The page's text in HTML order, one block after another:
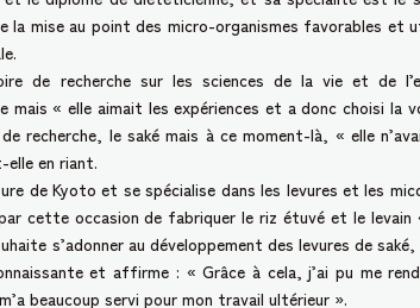
la mise au point des micro-organismes favorables et
de recherche sur les sciences de la vie et de
« elle aimait les expériences et a donc choisi la
recherche, le saké mais à ce moment-là, « elle
en riant.
de Kyoto et se spécialise dans les levures et les
cette occasion de fabriquer le riz étuvé et le levain
s’adonner au développement des levures de
et affirme : « Grâce à cela, j’ai pu me
beaucoup servi pour mon travail ultérieur ».